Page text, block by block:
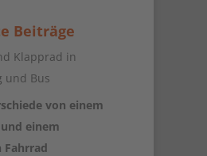
Beiträge
Klapprad in
und Bus
von einem
einem
Fahrrad